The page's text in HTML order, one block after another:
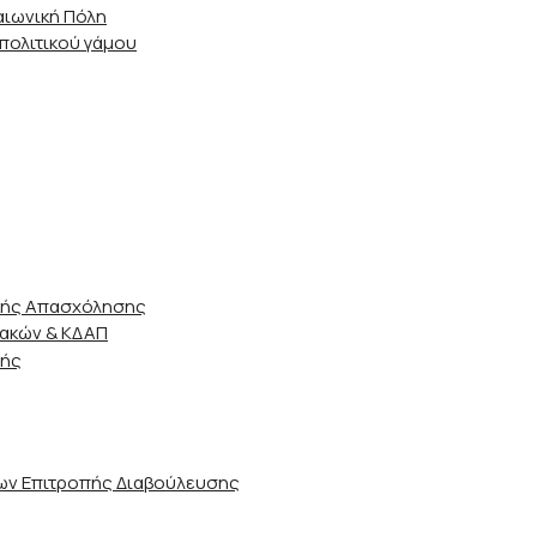
Επιτροπής Διαβούλευσης
Πόλη
γάμου
Απασχόλησης
& ΚΔΑΠ